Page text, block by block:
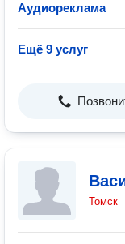
Аудиореклама
Ещё 9 услуг
Томск